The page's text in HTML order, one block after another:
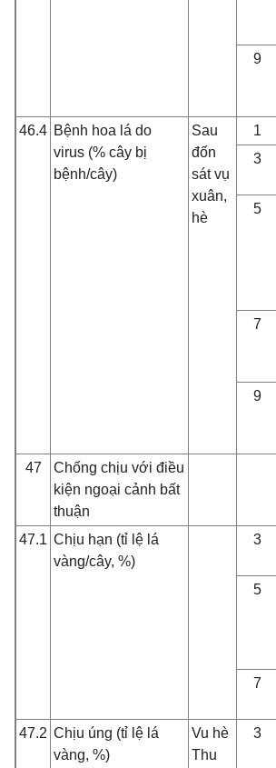
9
46.4 Bệnh hoa lá do
virus (% cây bị
bệnh/cây)
Sau
đốn
sát vụ
xuân,
hè
1
3
5
7
9
47
Chống chịu với điều
kiện ngoại cảnh bất
thuận
47.1 Chịu hạn (tỉ lệ lá
vàng/cây, %)
3
5
7
47.2 Chịu úng (tỉ lệ lá
vàng, %)
Vu hè
Thu
3